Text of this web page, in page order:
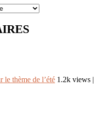
le thème de l’été 1.2k views |